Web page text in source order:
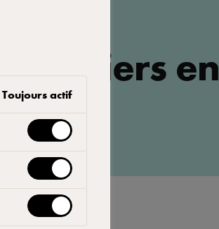
laitiers en
Toujours actif